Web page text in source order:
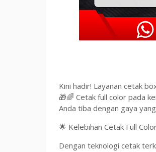
Kini hadir! Layanan cetak
🎁🌈 Cetak full color pada
Anda tiba dengan gaya
🌟 Kelebihan Cetak Full
Dengan teknologi cetak